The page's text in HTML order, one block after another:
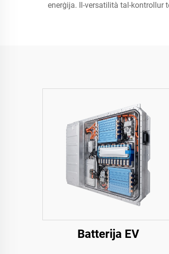
enerġija. Il-versatilità tal-kontrollur
Batterija EV